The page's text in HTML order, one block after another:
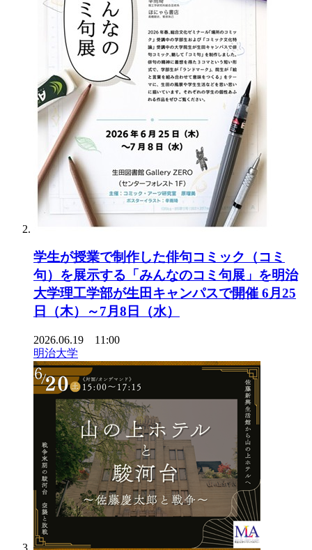
学生が授業で制作した俳句コミック（コミ
句）を展示する「みんなのコミ句展」を明治
大学理工学部が生田キャンパスで開催 6月25
日（木）～7月8日（水）
2026.06.19 11:00
明治大学